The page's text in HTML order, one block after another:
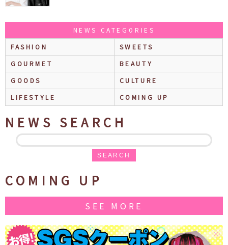
NEWS CATEGORIES
FASHION
SWEETS
GOURMET
BEAUTY
GOODS
CULTURE
LIFESTYLE
COMING UP
NEWS SEARCH
SEARCH
COMING UP
SEE MORE